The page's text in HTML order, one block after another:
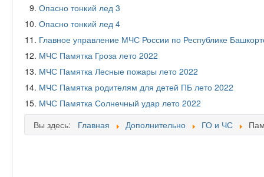
Опасно тонкий лед 3
Опасно тонкий лед 4
Главное управление МЧС России по Республике
МЧС Памятка Гроза лето 2022
МЧС Памятка Лесные пожары лето 2022
МЧС Памятка родителям для детей ПБ лето 2022
МЧС Памятка Солнечный удар лето 2022
Вы здесь:
Главная Дополнительно ГО и ЧС